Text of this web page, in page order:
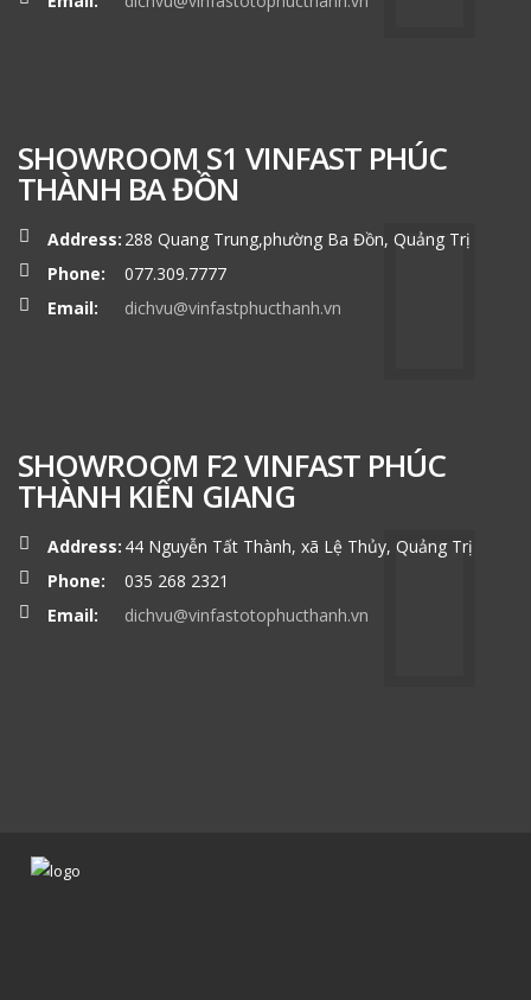
SHOWROOM S1 VINFAST PHÚC
THÀNH BA ĐỒN
Address: 288 Quang Trung,phường Ba Đồn, Quảng Trị
Phone:
077.309.7777
Email:
dichvu@vinfastphucthanh.vn
SHOWROOM F2 VINFAST PHÚC
THÀNH KIẾN GIANG
Address: 44 Nguyễn Tất Thành, xã Lệ Thủy, Quảng Trị
Phone:
035 268 2321
Email:
dichvu@vinfastotophucthanh.vn